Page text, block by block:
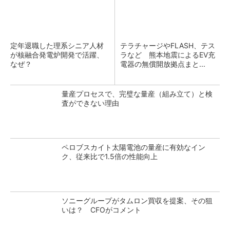
定年退職した理系シニア人材
が核融合発電炉開発で活躍、
なぜ？
テラチャージやFLASH、テス
ラなど 熊本地震によるEV充
電器の無償開放拠点まと...
量産プロセスで、完璧な量産（組み立て）と検
査ができない理由
ペロブスカイト太陽電池の量産に有効なイン
ク、従来比で1.5倍の性能向上
ソニーグループがタムロン買収を提案、その狙
いは？ CFOがコメント